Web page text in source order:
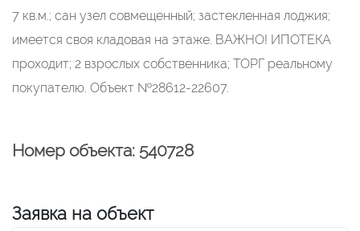
7 кв.м.; сан узел совмещенный; застекленная лоджия;
имеется своя кладовая на этаже. ВАЖНО! ИПОТЕКА
проходит; 2 взрослых собственника; ТОРГ реальному
покупателю. Объект №28612-22607.
Номер объекта: 540728
Заявка на объект